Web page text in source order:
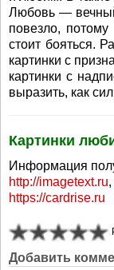
Любовь —
повезло,
стоит бояться.
картинки с
картинки с
выразить, как
Картинки
Информация
http://imagetext.ru,
https://cardrise.ru
Добавить